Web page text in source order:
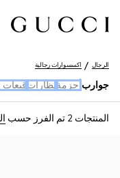
الرجال اكسسوارات رجالية
جوارب أحزمة نظارات قبعات
المنتجات 2 تم الفرز حسب